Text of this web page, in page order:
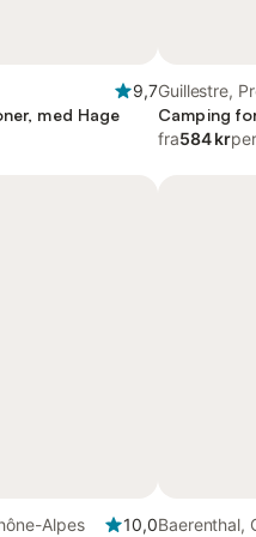
9,7
med Hage
Guillestre,
d'Azur
Camping
fra584 kr
Alpes
10,0Baerenthal,